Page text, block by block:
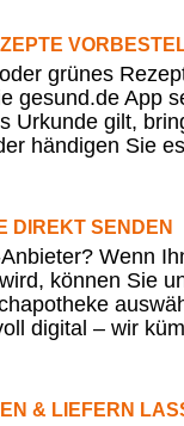
grünes
gesund.de App
Urkunde gilt,
händigen Sie
DIREKT SENDEN
Wenn
können Sie
digital – wir
& LIEFERN